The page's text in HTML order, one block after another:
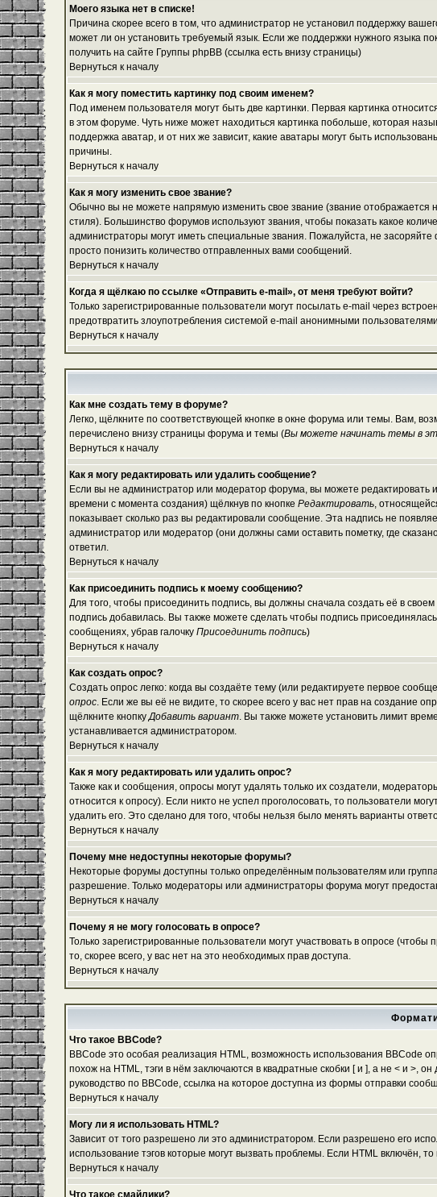
Моего языка нет в списке!
Причина скорее всего в том, что администратор не установил поддержку
может ли он установить требуемый язык. Если же поддержки нужного языка
получить на сайте Группы phpBB (ссылка есть внизу страницы)
Вернуться к началу
Как я могу поместить картинку под своим именем?
Под именем пользователя могут быть две картинки. Первая картинка
в этом форуме. Чуть ниже может находиться картинка побольше, которая
поддержка аватар, и от них же зависит, какие аватары могут быть
причины.
Вернуться к началу
Как я могу изменить свое звание?
Обычно вы не можете напрямую изменить свое звание (звание
стиля). Большинство форумов используют звания, чтобы показать какое
администраторы могут иметь специальные звания. Пожалуйста, не
просто понизить количество отправленных вами сообщений.
Вернуться к началу
Когда я щёлкаю по ссылке «Отправить e-mail», от меня требуют войти?
Только зарегистрированные пользователи могут посылать e-mail через
предотвратить злоупотребления системой e-mail анонимными
Вернуться к началу
Как мне создать тему в форуме?
Легко, щёлкните по соответствующей кнопке в окне форума или темы. Вам,
перечислено внизу страницы форума и темы (Вы можете начинать темы в
Вернуться к началу
Как я могу редактировать или удалить сообщение?
Если вы не администратор или модератор форума, вы можете редактировать
времени с момента создания) щёлкнув по кнопке Редактировать,
показывает сколько раз вы редактировали сообщение. Эта надпись не
администратор или модератор (они должны сами оставить пометку, где
ответил.
Вернуться к началу
Как присоединить подпись к моему сообщению?
Для того, чтобы присоединить подпись, вы должны сначала создать её в
подпись добавилась. Вы также можете сделать чтобы подпись
сообщениях, убрав галочку Присоединить подпись)
Вернуться к началу
Как создать опрос?
Создать опрос легко: когда вы создаёте тему (или редактируете первое
опрос. Если же вы её не видите, то скорее всего у вас нет прав на создание
щёлкните кнопкуДобавить вариант. Вы также можете установить лимит
устанавливается администратором.
Вернуться к началу
Как я могу редактировать или удалить опрос?
Также как и сообщения, опросы могут удалять только их создатели,
относится к опросу). Если никто не успел проголосовать, то пользователи
удалить его. Это сделано для того, чтобы нельзя было менять варианты
Вернуться к началу
Почему мне недоступны некоторые форумы?
Некоторые форумы доступны только определённым пользователям или
разрешение. Только модераторы или администраторы форума могут
Вернуться к началу
Почему я не могу голосовать в опросе?
Только зарегистрированные пользователи могут участвовать в опросе
то, скорее всего, у вас нет на это необходимых прав доступа.
Вернуться к началу
Что такое BBCode?
BBCode это особая реализация HTML, возможность использования BBCode
похож на HTML, тэги в нём заключаются в квадратные скобки [ и ], а не < и
руководство по BBCode, ссылка на которое доступна из формы отправки
Вернуться к началу
Могу ли я использовать HTML?
Зависит от того разрешено ли это администратором. Если разрешено его
использование тэгов которые могут вызвать проблемы. Если HTML включён,
Вернуться к началу
Что такое смайлики?